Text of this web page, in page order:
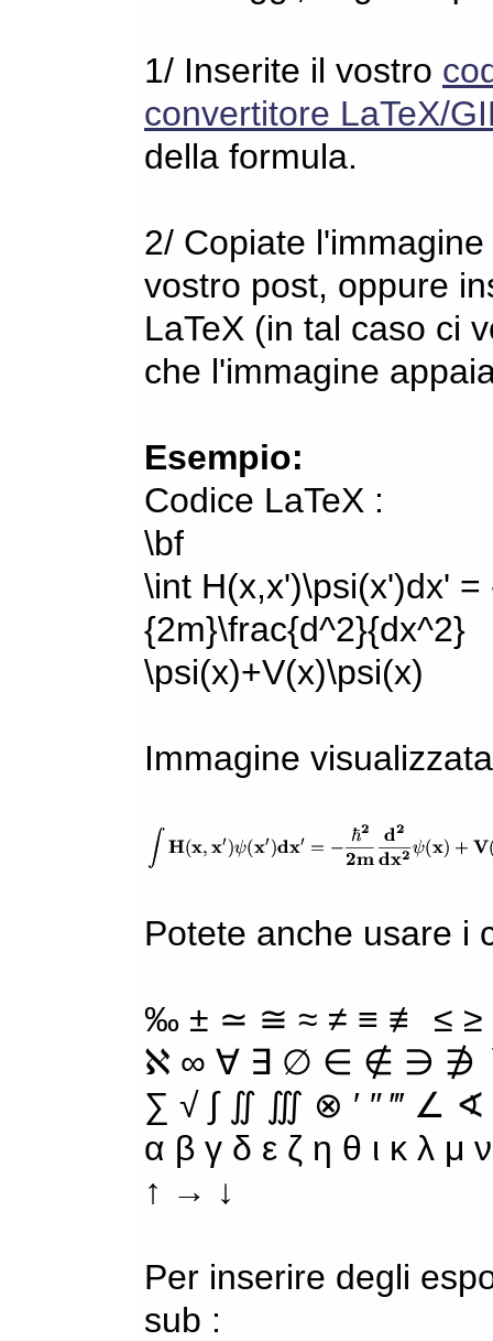
1/ Inserite il vostro
convertitore LaTeX/
della formula.
2/ Copiate
vostro post, oppure
LaTeX (in tal caso ci
che l'immagine
Esempio:
Codice LaTeX :
\bf
\int H(x,x')\psi(x')dx'
{2m}\frac{d^2}{dx^2}
\psi(x)+V(x)\psi(x)
Immagine
Potete anche usare i
‰ ± ≃ ≅ ≈ ≠ ≡ ≢ ≤
ℵ ∞ ∀ ∃ ∅ ∈ ∉ ∋ ∌
∑ √ ∫ ∬ ∭ ⊗ ′ ″ ‴ ∠
α β γ δ ε ζ η θ ι κ λ
↑ → ↓
Per inserire degli
sub :